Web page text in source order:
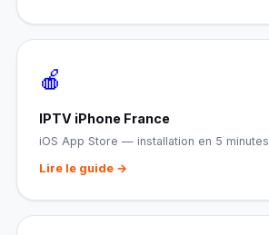
🍎
IPTV iPhone France
iOS App Store — installation en 5 minutes
Lire le guide →